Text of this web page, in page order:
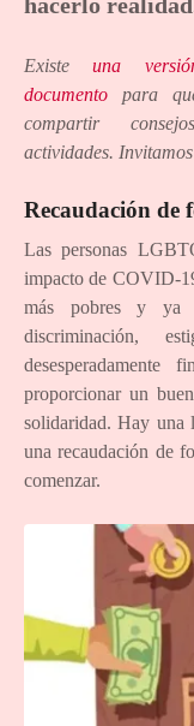
Existeuna
documento para
compartir
actividades.
Recaudación de
Las personas
impacto de COVID-
más pobres y ya
discriminación,
proporcionar un
solidaridad. Hay una
una recaudación de
comenzar.